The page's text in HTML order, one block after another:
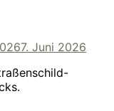
7. Juni 2026